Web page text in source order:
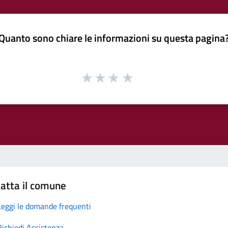
sono chiare le informazioni su questa
il comune
le domande frequenti